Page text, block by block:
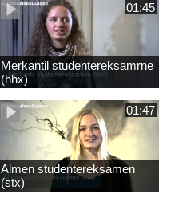
01:45
Merkantil studentereksamrne
(hhx)
01:47
Almen studentereksamen
(stx)